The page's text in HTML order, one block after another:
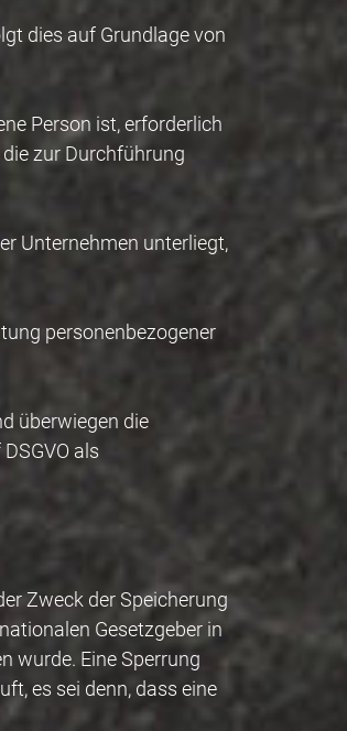
dies auf Grundlage von
Person ist, erforderlich
zur Durchführung
Unternehmen unterliegt,
personenbezogener
überwiegen die
als
Zweck der Speicherung
Gesetzgeber in
wurde. Eine Sperrung
es sei denn, dass eine